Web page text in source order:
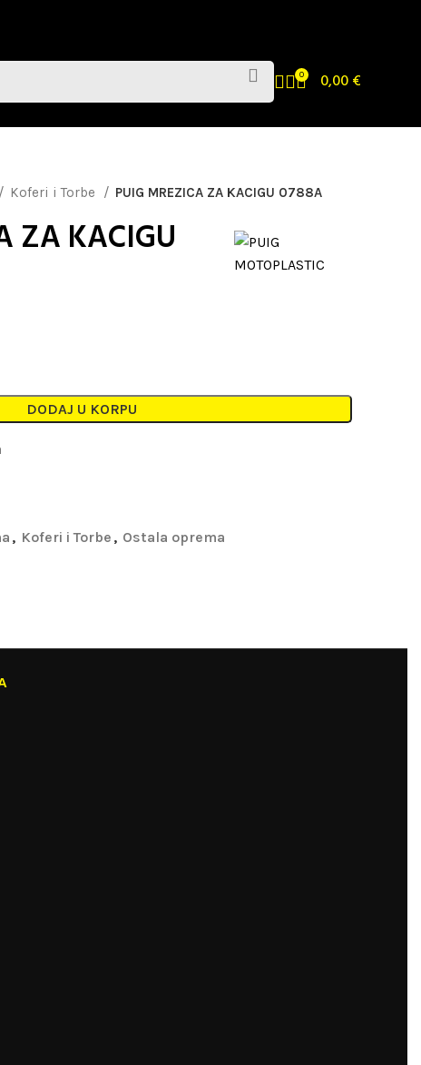
0 0,00€
Koferi i Torbe PUIG MREZICA ZA KACIGU 0788A
ZA KACIGU
DODAJ U KORPU
, Koferi i Torbe , Ostala oprema